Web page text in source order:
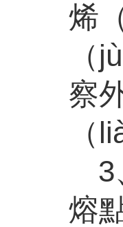
烯
（
察
（
3
熔